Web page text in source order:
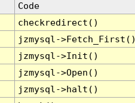
Code
checkredirect()
jzmysql-
jzmysql->Init()
jzmysql->Open()
jzmysql->halt()